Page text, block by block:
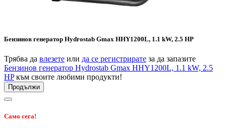
Бензинов генератор Hydrostab Gmax HHY1200L, 1.1 kW, 2.5 HP
Трябва да влезете или да се регистрирате за да запазите
Бензинов генератор Hydrostab Gmax HHY1200L, 1.1 kW, 2.5
HPкъм своите любими продукти!
Продължи
Само сега!